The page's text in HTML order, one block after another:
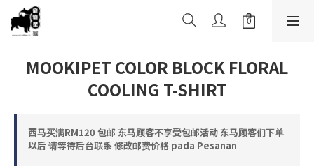
MOOKIPET COLOR BLOCK FLORAL
COOLING T-SHIRT
西马买满RM120 包邮 东马顾客不享受包邮活动 东马顾客们下单
以后 请等待后台联系 修改邮费价格 pada Pesanan